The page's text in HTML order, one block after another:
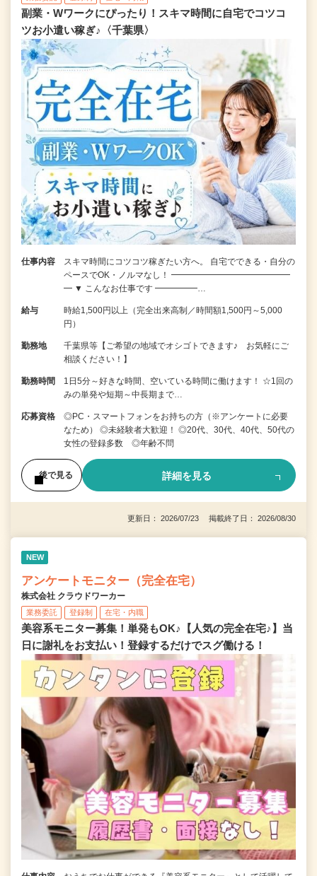
副業・Wワークにぴったり！スキマ時間に自宅でコツコ
ツお小遣い稼ぎ♪〈千葉県〉
仕事内容
スキマ時間にコツコツ稼ぎたい方へ。 自宅でできる・自分の
ペースでOK・ノルマなし！ ━━━━━━━━━━━━━━
━ ▼ こんなお仕事です ━━━━━…
給与
時給1,500円以上（完全出来高制／時間額1,500円～5,000
円）
勤務地
千葉県等【ご希望の地域でオシゴトできます♪ お気軽にご
相談ください！】
勤務時間
1日5分～好きな時間、空いている時間に働けます！ ☆1回の
みの単発や短期～中長期まで…
応募資格
◎PC・スマートフォンをお持ちの方（※アンケートに必要
なため） ◎未経験者大歓迎！ ◎20代、30代、40代、50代の
女性の登録多数 ◎年齢不問
後で見る 詳細を見る
更新日： 2026/07/23 掲載終了日： 2026/08/30
NEW
アンケートモニター（完全在宅）
株式会社 クラウドワーカー
業務委託 登録制 在宅・内職
美容系モニター募集！単発もOK♪【人気の完全在宅♪】当
日に謝礼をお支払い！登録するだけでスグ働ける！